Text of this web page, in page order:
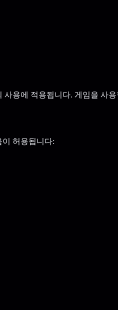
사용에 적용됩니다. 게임을 사
허용됩니다: